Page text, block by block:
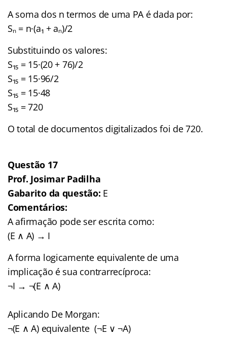
A soma dos n termos de uma PA é dada por:
Sₙ = n·(a₁ + aₙ)/2
Substituindo os valores:
S₁₅ = 15·(20 + 76)/2
S₁₅ = 15·96/2
S₁₅ = 15·48
S₁₅ = 720
O total de documentos digitalizados foi de 720.
Questão 17
Prof. Josimar Padilha
Gabarito da questão: E
Comentários:
A afirmação pode ser escrita como:
(E ∧ A) → I
A forma logicamente equivalente de uma
implicação é sua contrarrecíproca:
¬I → ¬(E ∧ A)
Aplicando De Morgan:
¬(E ∧ A) equivalente (¬E ∨ ¬A)